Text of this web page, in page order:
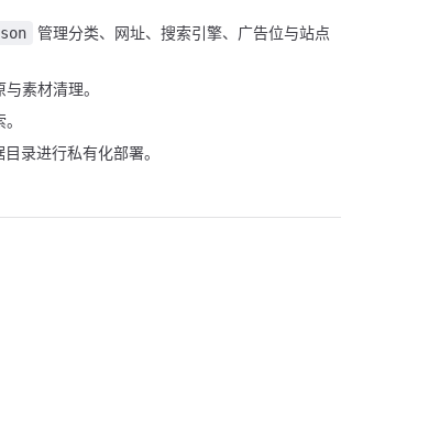
管理分类、网址、搜索引擎、广告位与站点
素材清理。
录进行私有化部署。